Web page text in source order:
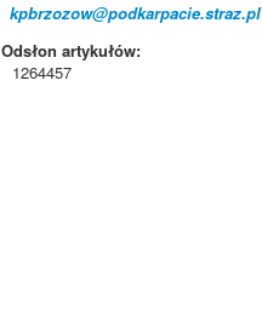
kpbrzozow@podkarpacie.straz.pl
Odsłon artykułów:
1264457